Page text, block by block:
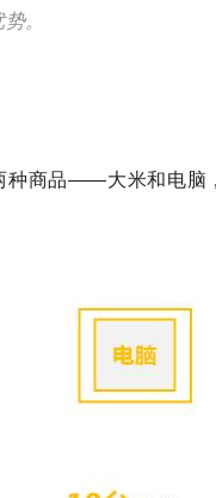
。
种商品——大米和电脑